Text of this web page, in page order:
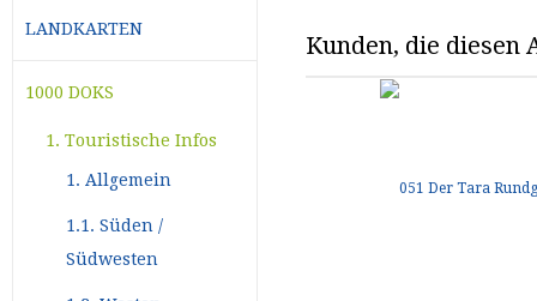
Kunden, die diesen
LANDKARTEN
1000 DOKS
1. Touristische Infos
1. Allgemein
1.1. Süden /
Südwesten